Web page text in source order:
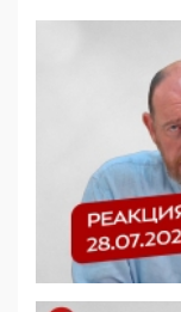
деятельность
повестку в
09:43, 01 Июня 2026
5G за счет
отобрать у
защищать
05:58, 26 Мая 2026
Роскомнадзор
07:39, 25 Мая 2026